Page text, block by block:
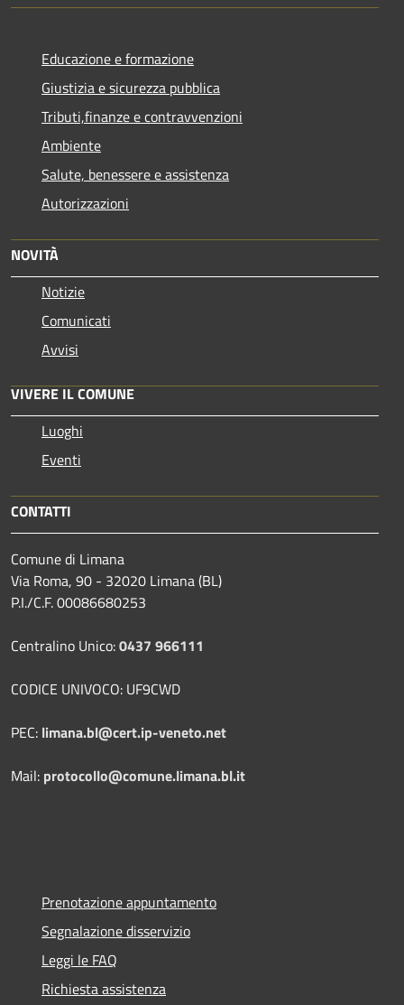
Educazione e formazione
Giustizia e sicurezza pubblica
Tributi,finanze e contravvenzioni
Ambiente
Salute, benessere e assistenza
Autorizzazioni
NOVITÀ
Notizie
Comunicati
Avvisi
VIVERE IL COMUNE
Luoghi
Eventi
CONTATTI
Comune di Limana
Via Roma, 90 - 32020 Limana (BL)
P.I./C.F. 00086680253
Centralino Unico:0437 966111
CODICE UNIVOCO: UF9CWD
PEC: limana.bl@cert.ip-veneto.net
Mail: protocollo@comune.limana.bl.it
Prenotazione appuntamento
Segnalazione disservizio
Leggi le FAQ
Richiesta assistenza